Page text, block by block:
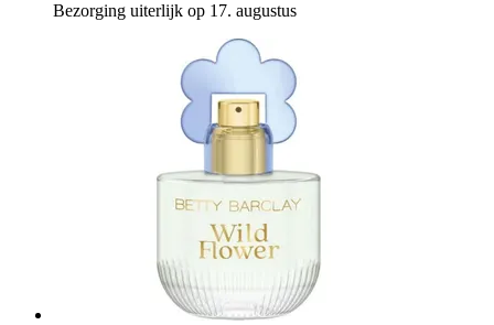
Bezorging uiterlijk op 17. augustus